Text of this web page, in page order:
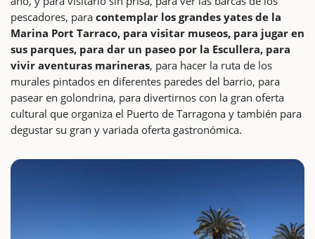
pescadores, para contemplar los grandes yates de la
Marina Port Tarraco, para visitar museos, para jugar en
sus parques, para dar un paseo por la Escullera, para
vivir aventuras marineras, para hacer la ruta de los
murales pintados en diferentes paredes del barrio, para
pasear en golondrina, para divertirnos con la gran oferta
cultural que organiza el Puerto de Tarragona y también para
degustar su gran y variada oferta gastronómica.